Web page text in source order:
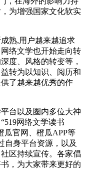
为增强国家文化软实
熟,用户越来越追求
络文学也开始走向转
度、风格的转变等，
转为以知识、阅历和
了越来越优秀的作
台以及圈内多位大神
网络文学读书
瓜官网、橙瓜APP等
自身平台资源，以及
区持续宣传。各家倡
，为大家带来更好的